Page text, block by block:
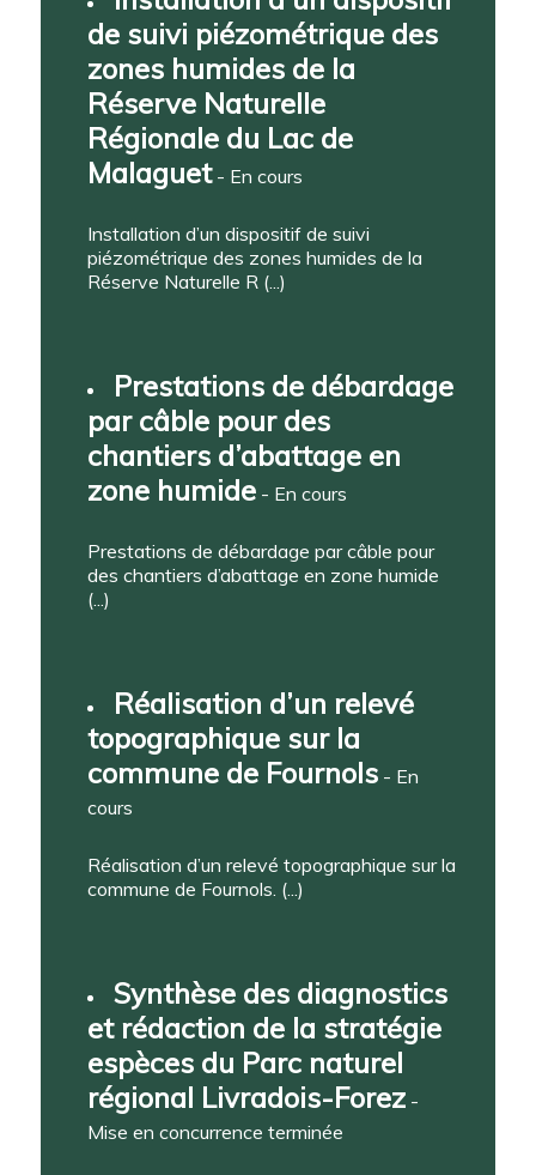
de suivi piézométrique des
zones humides de la
Réserve Naturelle
Régionale du Lac de
Malaguet- En cours
Installation d’un dispositif de suivi
piézométrique des zones humides de la
Réserve Naturelle R (...)
Prestations de débardage
par câble pour des
chantiers d’abattage en
zone humide- En cours
Prestations de débardage par câble pour
des chantiers d’abattage en zone humide
(...)
Réalisation d’un relevé
topographique sur la
commune de Fournols- En
cours
Réalisation d’un relevé topographique sur la
commune de Fournols. (...)
Synthèse des diagnostics
et rédaction de la stratégie
espèces du Parc naturel
régional Livradois-Forez-
Mise en concurrence terminée